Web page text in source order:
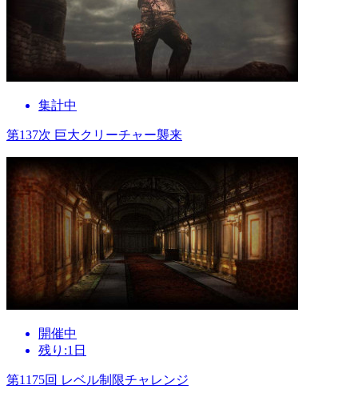
集計中
第137次 巨大クリーチャー襲来
開催中
残り:1日
第1175回 レベル制限チャレンジ